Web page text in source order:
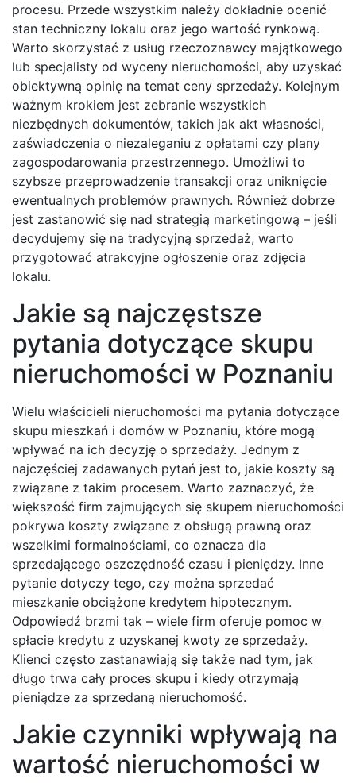
procesu. Przede wszystkim należy dokładnie ocenić
stan techniczny lokalu oraz jego wartość rynkową.
Warto skorzystać z usług rzeczoznawcy majątkowego
lub specjalisty od wyceny nieruchomości, aby uzyskać
obiektywną opinię na temat ceny sprzedaży. Kolejnym
ważnym krokiem jest zebranie wszystkich
niezbędnych dokumentów, takich jak akt własności,
zaświadczenia o niezaleganiu z opłatami czy plany
zagospodarowania przestrzennego. Umożliwi to
szybsze przeprowadzenie transakcji oraz uniknięcie
ewentualnych problemów prawnych. Również dobrze
jest zastanowić się nad strategią marketingową – jeśli
decydujemy się na tradycyjną sprzedaż, warto
przygotować atrakcyjne ogłoszenie oraz zdjęcia
lokalu.
Jakie są najczęstsze
pytania dotyczące skupu
nieruchomości w Poznaniu
Wielu właścicieli nieruchomości ma pytania dotyczące
skupu mieszkań i domów w Poznaniu, które mogą
wpływać na ich decyzję o sprzedaży. Jednym z
najczęściej zadawanych pytań jest to, jakie koszty są
związane z takim procesem. Warto zaznaczyć, że
większość firm zajmujących się skupem nieruchomości
pokrywa koszty związane z obsługą prawną oraz
wszelkimi formalnościami, co oznacza dla
sprzedającego oszczędność czasu i pieniędzy. Inne
pytanie dotyczy tego, czy można sprzedać
mieszkanie obciążone kredytem hipotecznym.
Odpowiedź brzmi tak – wiele firm oferuje pomoc w
spłacie kredytu z uzyskanej kwoty ze sprzedaży.
Klienci często zastanawiają się także nad tym, jak
długo trwa cały proces skupu i kiedy otrzymają
pieniądze za sprzedaną nieruchomość.
Jakie czynniki wpływają na
wartość nieruchomości w